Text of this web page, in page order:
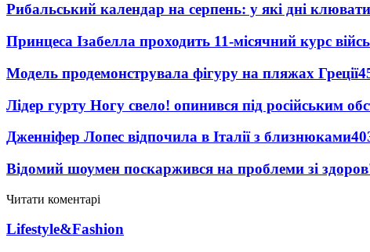
Рибальський календар на серпень: у які дні
Принцеса Ізабелла проходить 11-місячний курс
Модель продемонструвала фігуру на пляжах Греції
Лідер гурту Ногу свело! опинився під російським
Дженніфер Лопес відпочила в Італії з близнюками
Відомий шоумен поскаржився на проблеми зі
Читати коментарі
Lifestyle&Fashion